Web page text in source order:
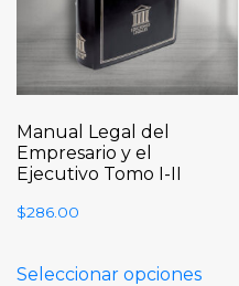
Manual Legal del
Empresario y el
Ejecutivo Tomo I-II
$286.00
Seleccionar opciones